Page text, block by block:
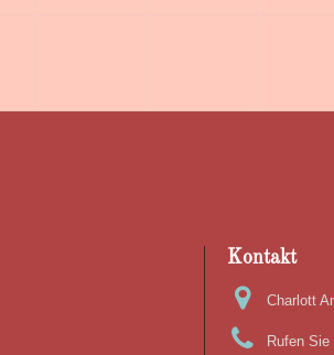
Kontakt
Charlott
Rufen Sie